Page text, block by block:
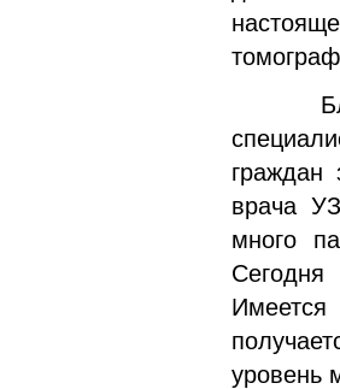
граждан
врача
много
уровень